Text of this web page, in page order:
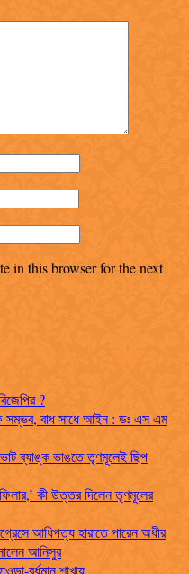
in this browser for the next
?
সম্ভব, বাধ সাধে আইন : ডঃ এস এম
ব্যাঙ্ক ভাঙতে তৃণমূলেই ছিপ
কী উত্তর দিলেন তৃণমূলের
আধিপত্য হারাতে পারেন অধীর
আনিসুর
বর্ধমান শাখায়